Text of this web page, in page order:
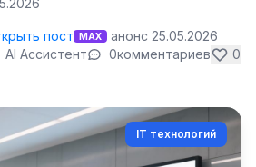
пост MAX
анонс 25.05.2026
AI Ассистент 0комментариев 0
IT технологий